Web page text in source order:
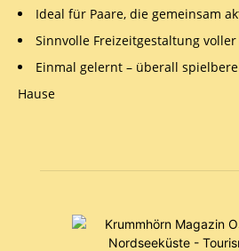
Ideal für Paare, die gemeinsam
Sinnvolle Freizeitgestaltung
Einmal gelernt – überall
Hause